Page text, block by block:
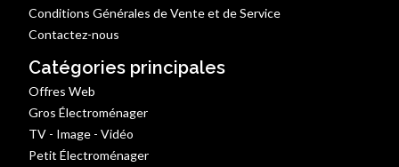
Conditions Générales de Vente et de Service
Contactez-nous
Catégories principales
Offres Web
Gros Électroménager
TV - Image - Vidéo
Petit Électroménager